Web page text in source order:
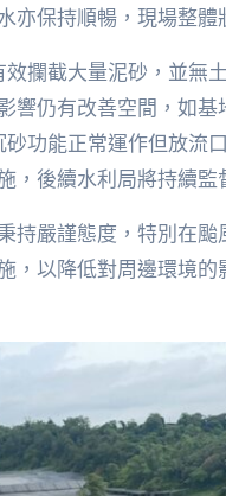
保持順暢，現場整體
攔截大量泥砂，並無
響仍有改善空間，如
功能正常運作但放流
，後續水利局將持續監
持嚴謹態度，特別在
，以降低對周邊環境